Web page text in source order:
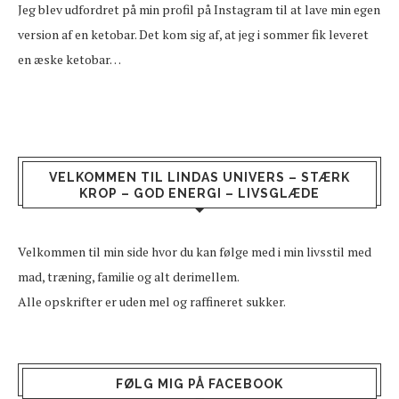
Jeg blev udfordret på min profil på Instagram til at lave min egen
version af en ketobar. Det kom sig af, at jeg i sommer fik leveret
en æske ketobar…
VELKOMMEN TIL LINDAS UNIVERS – STÆRK
KROP – GOD ENERGI – LIVSGLÆDE
Velkommen til min side hvor du kan følge med i min livsstil med
mad, træning, familie og alt derimellem.
Alle opskrifter er uden mel og raffineret sukker.
FØLG MIG PÅ FACEBOOK